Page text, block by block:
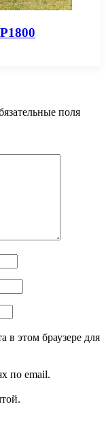
поля
в этом браузере для
по email.